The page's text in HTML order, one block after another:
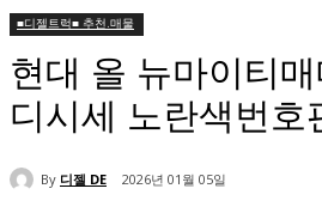
■디젤트럭■ 추천.매물
현대 올 뉴마이티
디시세 노란색번호
By 디젤 DE 2026년 01월 05일